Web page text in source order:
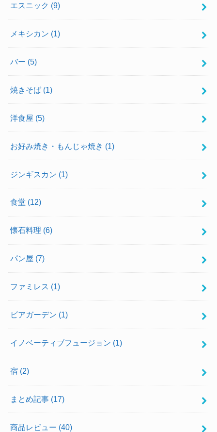
エスニック (9)
メキシカン (1)
バー (5)
焼きそば (1)
洋食屋 (5)
お好み焼き・もんじゃ焼き (1)
ジンギスカン (1)
食堂 (12)
懐石料理 (6)
パン屋 (7)
ファミレス (1)
ビアガーデン (1)
イノベーティブフュージョン (1)
宿 (2)
まとめ記事 (17)
商品レビュー (40)